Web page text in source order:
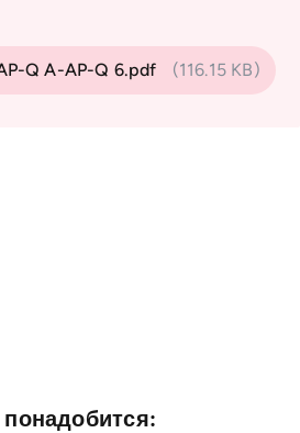
Standard 0 NbV
с фланцем
Q A-AP-Q 6.pdf (116.15 KB)